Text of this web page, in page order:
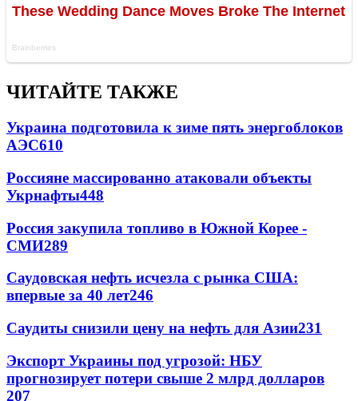
ЧИТАЙТЕ ТАКЖЕ
Украина подготовила к зиме пять энергоблоков
АЭС610
Россияне массированно атаковали объекты
Укрнафты448
Россия закупила топливо в Южной Корее -
СМИ289
Саудовская нефть исчезла с рынка США:
впервые за 40 лет246
Саудиты снизили цену на нефть для Азии231
Экспорт Украины под угрозой: НБУ
прогнозирует потери свыше 2 млрд долларов
207